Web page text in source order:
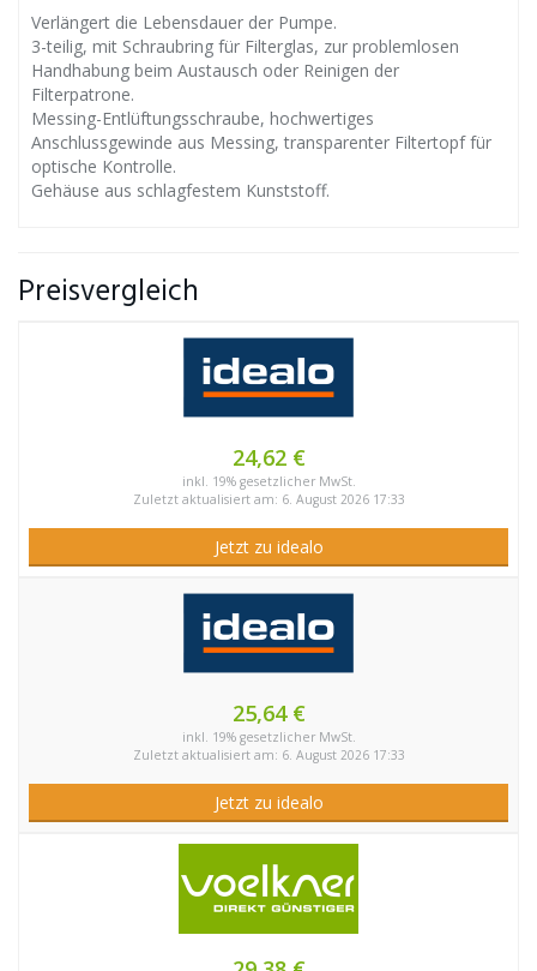
Verlängert die Lebensdauer der Pumpe.
3-teilig, mit Schraubring für Filterglas, zur problemlosen
Handhabung beim Austausch oder Reinigen der
Filterpatrone.
Messing-Entlüftungsschraube, hochwertiges
Anschlussgewinde aus Messing, transparenter Filtertopf für
optische Kontrolle.
Gehäuse aus schlagfestem Kunststoff.
Preisvergleich
24,62 €
inkl. 19% gesetzlicher MwSt.
Zuletzt aktualisiert am: 6. August 2026 17:33
Jetzt zu idealo
25,64 €
inkl. 19% gesetzlicher MwSt.
Zuletzt aktualisiert am: 6. August 2026 17:33
Jetzt zu idealo